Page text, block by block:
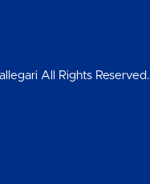
All Rights Reserved.